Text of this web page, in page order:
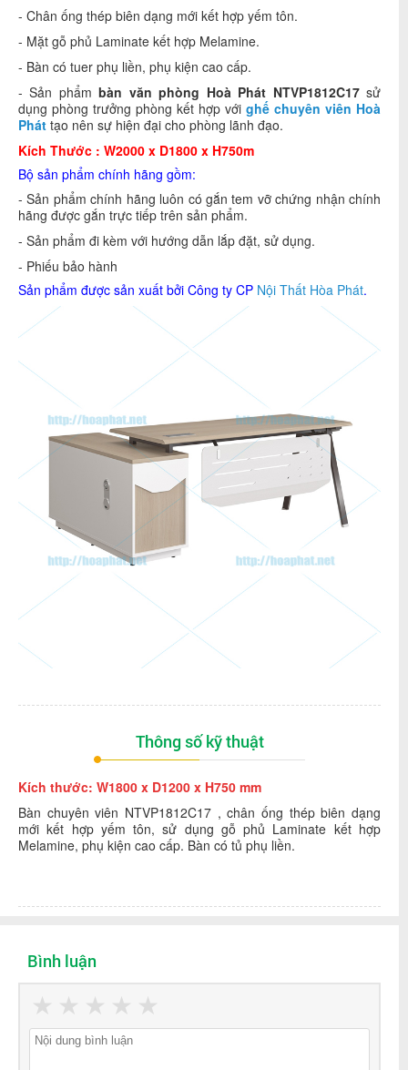
- Chân ống thép biên dạng mới kết hợp yếm tôn.
- Mặt gỗ phủ Laminate kết hợp Melamine.
- Bàn có tuer phụ liền, phụ kiện cao cấp.
- Sản phẩmbàn văn phòng Hoà Phát NTVP1812C17sử
dụng phòng trưởng phòng kết hợp với ghế chuyên viên Hoà
Phát tạo nên sự hiện đại cho phòng lãnh đạo.
Kích Thước : W2000 x D1800 x H750m
Bộ sản phẩm chính hãng gồm:
- Sản phẩm chính hãng luôn có gắn tem vỡ chứng nhận chính
hãng được gắn trực tiếp trên sản phẩm.
- Sản phẩm đi kèm với hướng dẫn lắp đặt, sử dụng.
- Phiếu bảo hành
Sản phẩm được sản xuất bởi Công ty CP Nội Thất Hòa Phát.
Thông số kỹ thuật
Kích thước: W1800 x D1200 x H750 mm
Bàn chuyên viên NTVP1812C17 , chân ống thép biên dạng
mới kết hợp yếm tôn, sử dụng gỗ phủ Laminate kết hợp
Melamine, phụ kiện cao cấp. Bàn có tủ phụ liền.
Bình luận
★
★
★
★
★